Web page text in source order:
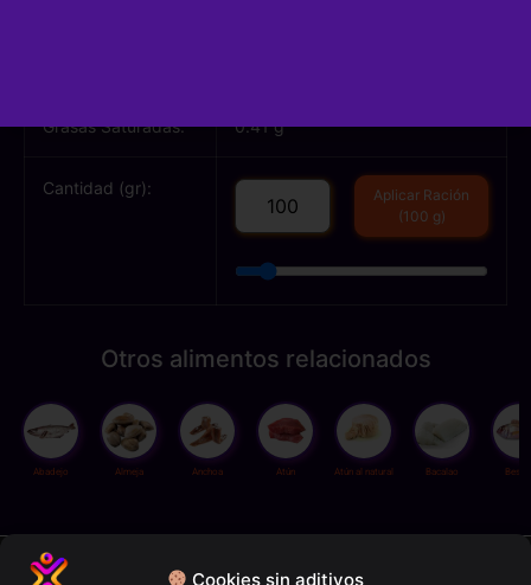
Cookies sin aditivos
Grasas Saturadas: 0.41 g
Cantidad (gr):
Aplicar Ración
(100 g)
Otros alimentos relacionados
Abadejo Almeja Anchoa Atún Atún al natural Bacalao